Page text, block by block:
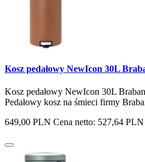
Kosz pedałowy NewIcon 30L
Kosz pedałowy NewIcon 30L
Pedałowy kosz na śmieci firmy
649,00 PLN Cena netto: 527,64 PLN